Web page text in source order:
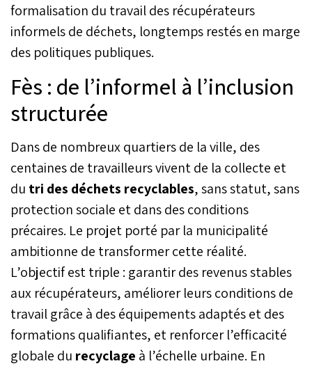
formalisation du travail des récupérateurs
informels de déchets, longtemps restés en marge
des politiques publiques.
Fès : de l’informel à l’inclusion
structurée
Dans de nombreux quartiers de la ville, des
centaines de travailleurs vivent de la collecte et
du tri des déchets recyclables, sans statut, sans
protection sociale et dans des conditions
précaires. Le projet porté par la municipalité
ambitionne de transformer cette réalité.
L’objectif est triple : garantir des revenus stables
aux récupérateurs, améliorer leurs conditions de
travail grâce à des équipements adaptés et des
formations qualifiantes, et renforcer l’efficacité
globale du recyclage à l’échelle urbaine. En